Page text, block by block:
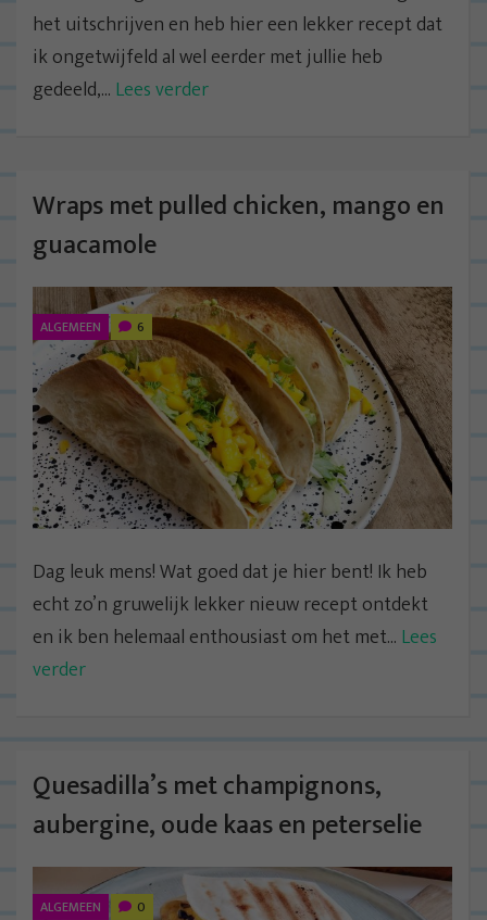
het uitschrijven en heb hier een lekker recept dat
ik ongetwijfeld al wel eerder met jullie heb
gedeeld,... Lees verder
Wraps met pulled chicken, mango en
guacamole
ALGEMEEN 6
Dag leuk mens! Wat goed dat je hier bent! Ik heb
echt zo’n gruwelijk lekker nieuw recept ontdekt
en ik ben helemaal enthousiast om het met... Lees
verder
Quesadilla’s met champignons,
aubergine, oude kaas en peterselie
ALGEMEEN 0